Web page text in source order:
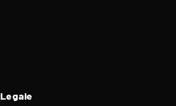
Legale